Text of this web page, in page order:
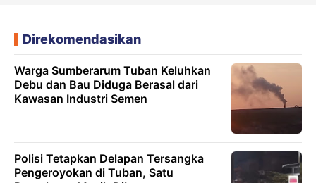
Direkomendasikan
Warga Sumberarum Tuban Keluhkan
Debu dan Bau Diduga Berasal dari
Kawasan Industri Semen
Polisi Tetapkan Delapan Tersangka
Pengeroyokan di Tuban, Satu